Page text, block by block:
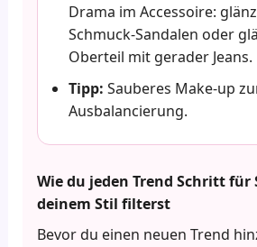
Drama im Accessoire:
Schmuck-Sandalen oder
Oberteil mit gerader Jeans.
Tipp: Sauberes Make-up
Ausbalancierung.
Wie du jeden Trend Schritt
deinem Stil filterst
Bevor du einen neuen Trend